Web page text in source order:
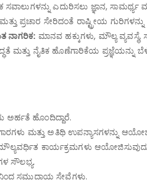
ಸವಾಲುಗಳನ್ನು ಎದುರಿಸಲು ಜ್ಞಾನ,
ಪ್ರಚಾರ ಸೇರಿದಂತೆ ರಾಷ್ಟ್ರೀಯ
ನಾಗರಿಕ: ಮಾನವ ಹಕ್ಕುಗಳು, ಮೌಲ್ಯ
ಮತ್ತು ನೈತಿಕ ಹೊಣೆಗಾರಿಕೆಯ ಪ್ರಜ್ಞೆಯನ್ನು
ಅರ್ಹತೆ ಹೊಂದಿದ್ದಾರೆ.
ಮತ್ತು ಅತಿಥಿ ಉಪನ್ಯಾಸಗಳನ್ನು
ಕಾರ್ಯಕ್ರಮಗಳು
ಸೌಲಭ್ಯ.
ಸಮುದಾಯ ಸೇವೆಗಳು.